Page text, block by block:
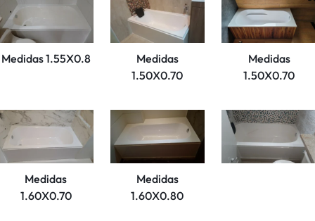
Medidas 1.55X0.8
Medidas
1.50X0.70
Medidas
1.50X0.70
Medidas
1.60X0.70
Medidas
1.60X0.80